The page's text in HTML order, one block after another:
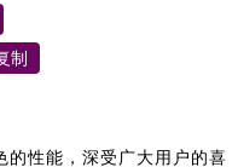
制
的性能，深受广大用户的喜